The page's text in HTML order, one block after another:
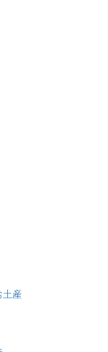
土産